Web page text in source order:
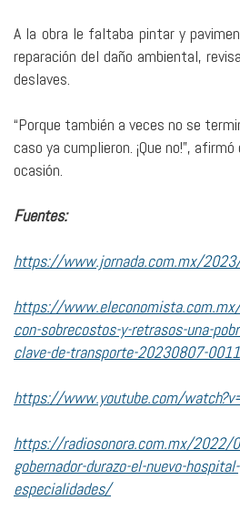
A la obra le faltaba pintar y
reparación del daño ambiental,
deslaves.
“Porque también a veces no se
caso ya cumplieron. ¡Que no!”,
ocasión.
Fuentes:
https://www.jornada.com.mx/
https://
con-sobrecostos-y-retrasos-una-
clave-de-transporte-20230807-
https://www.youtube.com/
https://radiosonora.com.mx/2022/
gobernador-durazo-el-nuevo-
especialidades/